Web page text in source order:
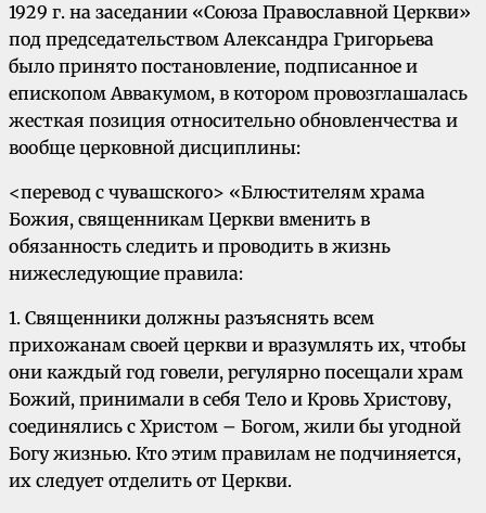
1929 г. на заседании «Союза Православной Церкви»
под председательством Александра Григорьева
было принято постановление, подписанное и
епископом Аввакумом, в котором провозглашалась
жесткая позиция относительно обновленчества и
вообще церковной дисциплины:
<перевод с чувашского> «Блюстителям храма
Божия, священникам Церкви вменить в
обязанность следить и проводить в жизнь
нижеследующие правила:
1. Священники должны разъяснять всем
прихожанам своей церкви и вразумлять их, чтобы
они каждый год говели, регулярно посещали храм
Божий, принимали в себя Тело и Кровь Христову,
соединялись с Христом – Богом, жили бы угодной
Богу жизнью. Кто этим правилам не подчиняется,
их следует отделить от Церкви.